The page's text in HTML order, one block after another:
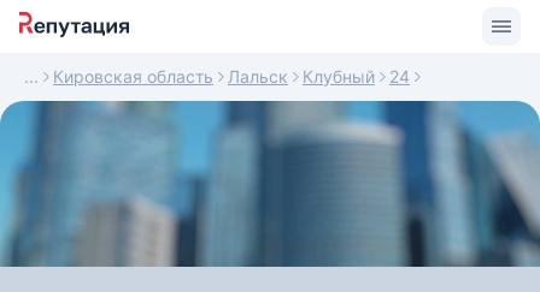
Кировская область Лальск Клубный 24